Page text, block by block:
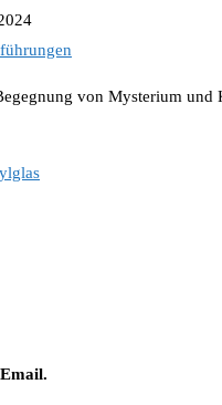
von Mysterium